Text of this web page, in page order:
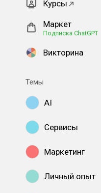
Курсы
Маркет
Подписка ChatGPT
Викторина
Темы
AI
Сервисы
Маркетинг
Личный опыт